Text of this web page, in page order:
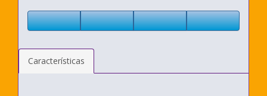
Características